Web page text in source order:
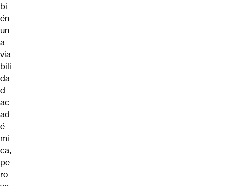
bi
én
un
a
via
bili
da
d
ac
ad
é
mi
ca,
pe
ro